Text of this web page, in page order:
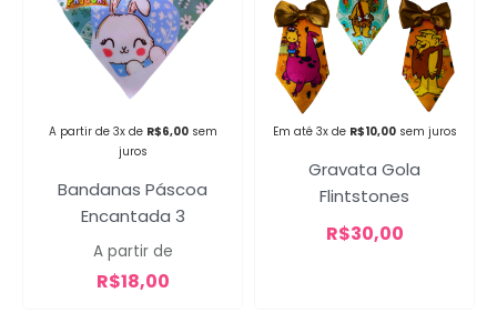
A partir de 3x de R$6,00 sem
juros
Bandanas Páscoa
Encantada 3
A partir de
R$18,00
Em até 3x de R$10,00 sem juros
Gravata Gola
Flintstones
R$30,00
Campanha lançada com
sucesso!